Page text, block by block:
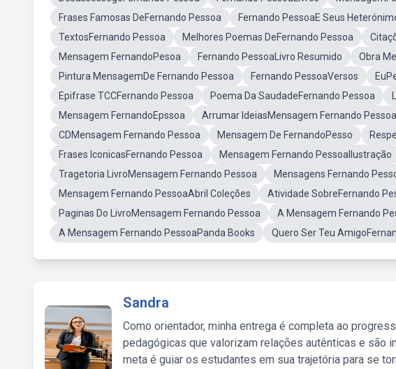
Frases Famosas DeFernando Pessoa
Fernando PessoaE Seus
TextosFernando Pessoa
Melhores Poemas DeFernando Pessoa
Mensagem FernandoPesoa
Fernando PessoaLivro Resumido
Obra
Pintura MensagemDe Fernando Pessoa
Fernando PessoaVersos
Epifrase TCCFernando Pessoa
Poema Da SaudadeFernando Pessoa
Mensagem FernandoEpssoa
Arrumar IdeiasMensagem Fernando Pessoa
CDMensagem Fernando Pessoa
Mensagem De FernandoPesso
Frases IconicasFernando Pessoa
Mensagem Fernando PessoaIlustração
Tragetoria LivroMensagem Fernando Pessoa
Mensagens Fernando
Mensagem Fernando PessoaAbril Coleções
Atividade SobreFernando
Paginas Do LivroMensagem Fernando Pessoa
A Mensagem Fernando
A Mensagem Fernando PessoaPanda Books
Quero Ser Teu
Sandra
Como orientador, minha entrega é completa ao
pedagógicas que valorizam relações autênticas e são
meta é guiar os estudantes em sua trajetória para se